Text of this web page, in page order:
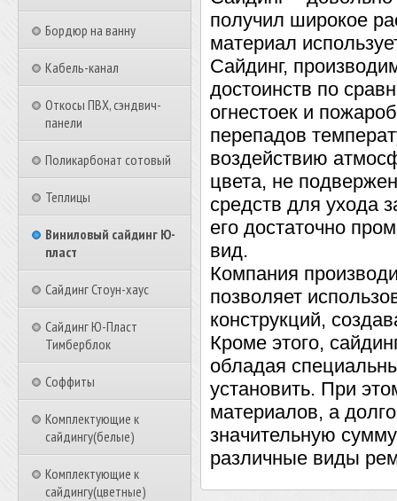
Бордюр на ванну
Кабель-канал
Откосы ПВХ, сэндвич-
панели
Поликарбонат сотовый
Теплицы
Виниловый сайдинг Ю-
пласт
Сайдинг Стоун-хаус
Сайдинг Ю-Пласт
Тимберблок
Соффиты
Комплектующие к
сайдингу(белые)
Комплектующие к
сайдингу(цветные)
получил широкое
материал
Сайдинг,
достоинств по
огнестоек и
перепадов
воздействию
цвета, не
средств для ухода
его достаточно
вид.
Компания
позволяет
конструкций,
Кроме этого,
обладая
установить. При
материалов, а
значительную
различные виды